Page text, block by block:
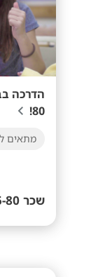
80!
מתאים
שכר 65-80 ש"ח